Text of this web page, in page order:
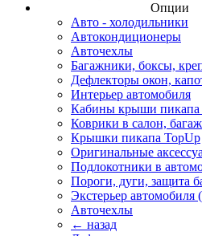
Опции
Авто - холодильники
Автокондиционеры
Авточехлы
Багажники, боксы,
Дефлекторы окон,
Интерьер автомобиля
Кабины крыши пикапа
Коврики в салон,
Крышки пикапа TopUp
Оригинальные
Подлокотники в
Пороги, дуги, защита
Экстерьер
Авточехлы
← назад